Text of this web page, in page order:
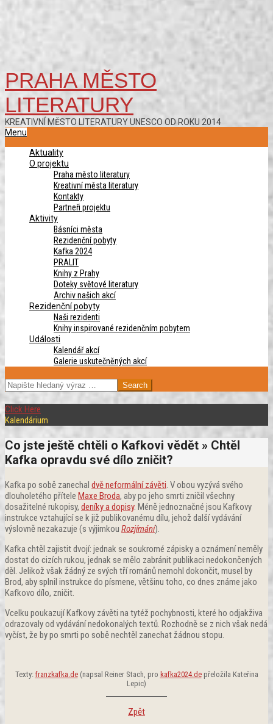
PRAHA MĚSTO
LITERATURY
KREATIVNÍ MĚSTO LITERATURY UNESCO OD ROKU 2014
Primary
Menu
Aktuality
O projektu
Praha město literatury
Kreativní města literatury
Kontakty
Partneři projektu
Aktivity
Básníci města
Rezidenční pobyty
Kafka 2024
PRALIT
Knihy z Prahy
Doteky světové literatury
Archiv našich akcí
Rezidenční pobyty
Naši rezidenti
Knihy inspirované rezidenčním pobytem
Události
Kalendář akcí
Galerie uskutečněných akcí
SEARCH
Click Here
Kalendárium
Co jste ještě chtěli o Kafkovi vědět » Chtěl
Kafka opravdu své dílo zničit?
Kafka po sobě zanechal dvě neformální závěti. V obou vyzývá svého
dlouholetého přítele Maxe Broda, aby po jeho smrti zničil všechny
dosažitelné rukopisy, deníky a dopisy. Méně jednoznačné jsou Kafkovy
instrukce vztahující se k již publikovanému dílu, jehož další vydávání
výslovně nezakazuje (s výjimkou Rozjímání).
Kafka chtěl zajistit dvojí: jednak se soukromé zápisky a oznámení neměly
dostat do cizích rukou, jednak se mělo zabránit publikaci nedokončených
děl. Jelikož však žádný ze svých tří románů nemohl dokončit, musel by
Brod, aby splnil instrukce do písmene, většinu toho, co dnes známe jako
Kafkovo dílo, zničit.
Vcelku poukazují Kafkovy závěti na tytéž pochybnosti, které ho odjakživa
odrazovaly od vydávání nedokonalých textů. Rozhodně se z nich však nedá
vyčíst, že by po smrti po sobě nechtěl zanechat žádnou stopu.
Texty: franzkafka.de(napsal Reiner Stach, pro kafka2024.depřeložila Kateřina
Lepic)
Zpět